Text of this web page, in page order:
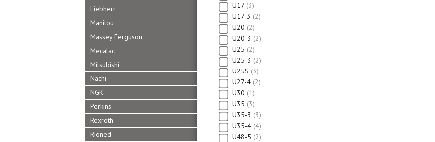
Liebherr
Manitou
Massey Ferguson
Mecalac
Mitsubishi
Nachi
NGK
Perkins
Rexroth
Rioned
U17 3
U17-3
2
U20 2
U20-3
2
U25 2
U25-3
2
U25S 3
U27-4 2
U30 1
U35 3
U35-3
3
U35-4 4
U48-5 2